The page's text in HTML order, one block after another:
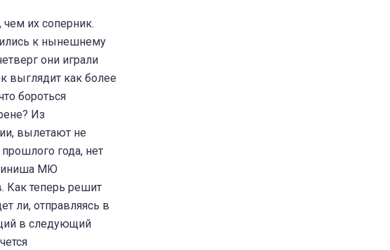
их соперник.
к нынешнему
они играли
выглядит как более
бороться
Из
вылетают не
года, нет
МЮ
Как теперь решит
ли, отправляясь в
в следующий